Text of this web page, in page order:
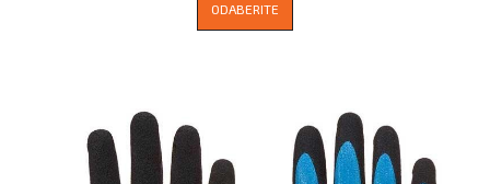
ODABERITE